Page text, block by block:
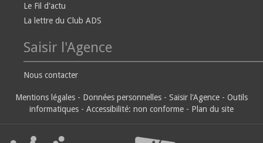
Le Fil d'actu
La lettre du Club ADS
Saisir l'Agence
Nous contacter
Mentions légales - Données personnelles - Saisir l'Agence - Outils
informatiques - Accessibilité: non conforme - Plan du site